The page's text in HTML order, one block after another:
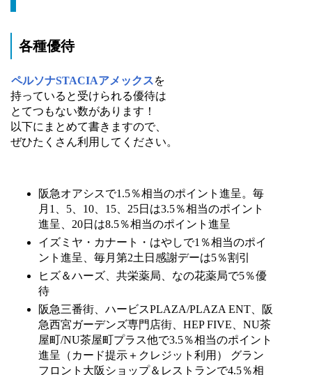
各種優待
ペルソナSTACIAアメックスを
持っていると受けられる優待は
とてつもない数があります！
以下にまとめて書きますので、
ぜひたくさん利用してください。
阪急オアシスで1.5％相当のポイント進呈。毎
月1、5、10、15、25日は3.5％相当のポイント
進呈、20日は8.5％相当のポイント進呈
イズミヤ・カナート・はやしで1％相当のポイ
ント進呈、毎月第2土日感謝デーは5％割引
ヒズ＆ハーズ、共栄薬局、なの花薬局で5％優
待
阪急三番街、ハービスPLAZA/PLAZA ENT、阪
急西宮ガーデンズ専門店街、HEP FIVE、NU茶
屋町/NU茶屋町プラス他で3.5％相当のポイント
進呈（カード提示＋クレジット利用） グラン
フロント大阪ショップ＆レストランで4.5％相